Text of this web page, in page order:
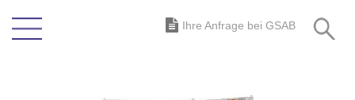
Ihre Anfrage bei GSAB